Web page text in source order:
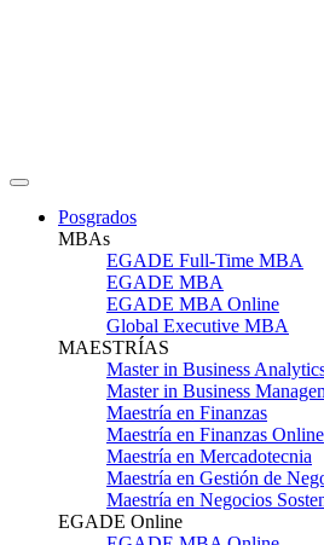
Posgrados
MBAs
EGADE Full-Time MBA
EGADE MBA
EGADE MBA Online
Global Executive MBA
MAESTRÍAS
Master in Business
Master in Business
Maestría en Finanzas
Maestría en Finanzas Online
Maestría en Mercadotecnia
Maestría en Gestión de
Maestría en Negocios
EGADE Online